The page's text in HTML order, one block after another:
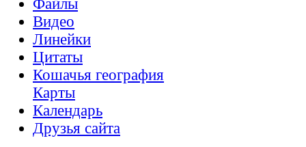
Файлы
Видео
Линейки
Цитаты
Кошачья география
Карты
Календарь
Друзья сайта